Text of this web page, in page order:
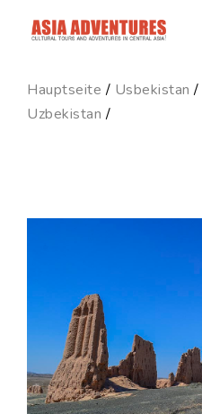
product_id106
Hauptseite / Usbekistan /
Uzbekistan /